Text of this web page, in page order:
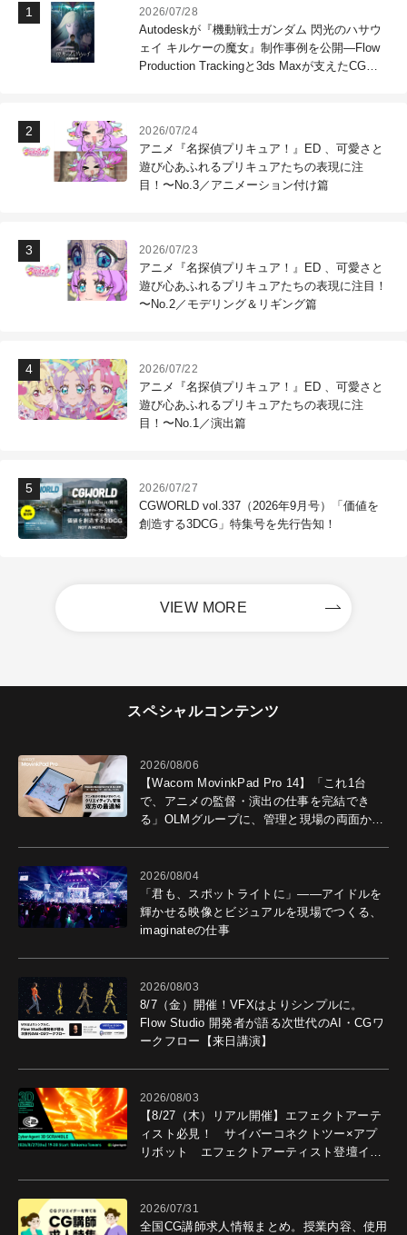
2026/07/28
Autodeskが『機動戦士ガンダム 閃光のハサウ
ェイ キルケーの魔女』制作事例を公開―Flow
Production Trackingと3ds Maxが支えたCG制
2026/07/24
アニメ『名探偵プリキュア！』ED 、可愛さと
遊び心あふれるプリキュアたちの表現に注
目！〜No.3／アニメーション付け篇
2026/07/23
アニメ『名探偵プリキュア！』ED 、可愛さと
遊び心あふれるプリキュアたちの表現に注目！
〜No.2／モデリング＆リギング篇
2026/07/22
アニメ『名探偵プリキュア！』ED 、可愛さと
遊び心あふれるプリキュアたちの表現に注
目！〜No.1／演出篇
2026/07/27
CGWORLD vol.337（2026年9月号）「価値を
創造する3DCG」特集号を先行告知！
VIEW MORE
スペシャルコンテンツ
2026/08/06
【Wacom MovinkPad Pro 14】「これ1台
で、アニメの監督・演出の仕事を完結でき
る」OLMグループに、管理と現場の両面から
2026/08/04
「君も、スポットライトに」――アイドルを
輝かせる映像とビジュアルを現場でつくる、
imaginateの仕事
2026/08/03
8/7（金）開催！VFXはよりシンプルに。
Flow Studio 開発者が語る次世代のAI・CGワ
ークフロー【来日講演】
2026/08/03
【8/27（木）リアル開催】エフェクトアーテ
ィスト必見！ サイバーコネクトツー×アプ
リボット エフェクトアーティスト登壇イベ
2026/07/31
全国CG講師求人情報まとめ。授業内容、使用